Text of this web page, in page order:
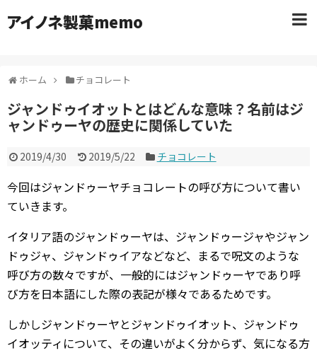
アイノネ製菓memo
ホーム チョコレート
ジャンドゥイオットとはどんな意味？名前はジ
ャンドゥーヤの歴史に関係していた
2019/4/30 2019/5/22 チョコレート
今回はジャンドゥーヤチョコレートの呼び方について書い
ていきます。
イタリア語のジャンドゥーヤは、ジャンドゥージャやジャン
ドゥジャ、ジャンドゥイアなどなど、まるで呪文のような
呼び方の数々ですが、一般的にはジャンドゥーヤであり呼
び方を日本語にした際の表記が様々であるためです。
しかしジャンドゥーヤとジャンドゥイオット、ジャンドゥ
イオッティについて、その違いがよく分からず、気になる方